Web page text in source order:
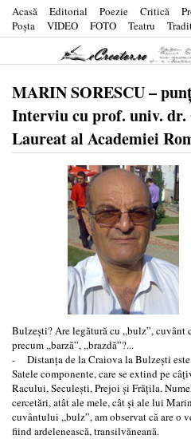
Acasă Editorial Poezie Critică
Poşta
VIDEO FOTO Teatru
MARIN SORESCU –
Interviu cu prof. univ. dr.
Laureat al Academiei
Bulzeşti? Are legătură cu ,,bulz”, cuvânt
precum ,,barză”, ,,brazdă”?...
- Distanţa de la Craiova la Bulzeşti
Satele componente, care se extind pe
Racului, Seculeşti, Prejoi şi Frăţila.
cercetări, atât ale mele, cât şi ale lui
cuvântului ,,bulz”, am observat că are o
fiind ardelenească, transilvăneană.